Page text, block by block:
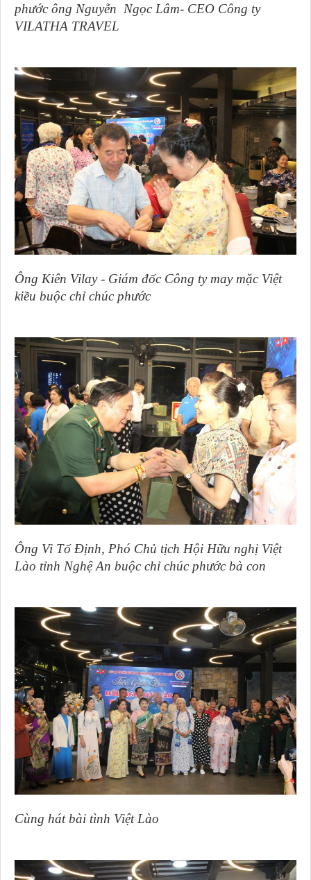
phước ông Nguyễn Ngọc Lâm- CEO Công ty
VILATHA TRAVEL
Ông Kiên Vilay - Giám đốc Công ty may mặc Việt
kiều buộc chỉ chúc phước
Ông Vi Tố Định, Phó Chủ tịch Hội Hữu nghị Việt
Lào tỉnh Nghệ An buộc chỉ chúc phước bà con
Cùng hát bài tình Việt Lào